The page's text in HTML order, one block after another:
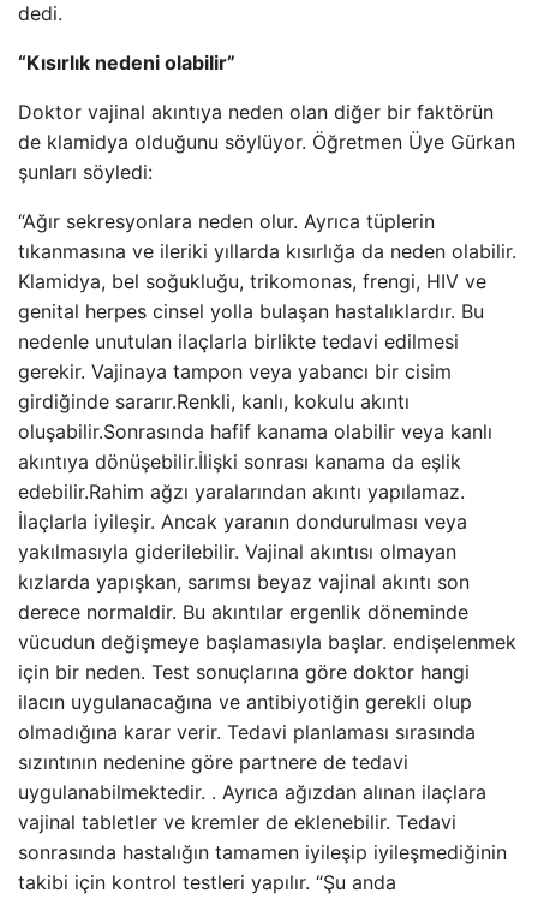
dedi.
“Kısırlık nedeni olabilir”
Doktor vajinal akıntıya neden olan diğer bir faktörün
de klamidya olduğunu söylüyor. Öğretmen Üye Gürkan
şunları söyledi:
“Ağır sekresyonlara neden olur. Ayrıca tüplerin
tıkanmasına ve ileriki yıllarda kısırlığa da neden olabilir.
Klamidya, bel soğukluğu, trikomonas, frengi, HIV ve
genital herpes cinsel yolla bulaşan hastalıklardır. Bu
nedenle unutulan ilaçlarla birlikte tedavi edilmesi
gerekir. Vajinaya tampon veya yabancı bir cisim
girdiğinde sararır.Renkli, kanlı, kokulu akıntı
oluşabilir.Sonrasında hafif kanama olabilir veya kanlı
akıntıya dönüşebilir.İlişki sonrası kanama da eşlik
edebilir.Rahim ağzı yaralarından akıntı yapılamaz.
İlaçlarla iyileşir. Ancak yaranın dondurulması veya
yakılmasıyla giderilebilir. Vajinal akıntısı olmayan
kızlarda yapışkan, sarımsı beyaz vajinal akıntı son
derece normaldir. Bu akıntılar ergenlik döneminde
vücudun değişmeye başlamasıyla başlar. endişelenmek
için bir neden. Test sonuçlarına göre doktor hangi
ilacın uygulanacağına ve antibiyotiğin gerekli olup
olmadığına karar verir. Tedavi planlaması sırasında
sızıntının nedenine göre partnere de tedavi
uygulanabilmektedir. . Ayrıca ağızdan alınan ilaçlara
vajinal tabletler ve kremler de eklenebilir. Tedavi
sonrasında hastalığın tamamen iyileşip iyileşmediğinin
takibi için kontrol testleri yapılır. “Şu anda